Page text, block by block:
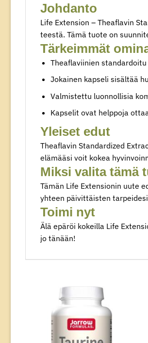
Johdanto
Life Extension – Theaflavin
teestä. Tämä tuote on
Tärkeimmät
Theaflaviinien
Jokainen kapseli sisältää
Valmistettu luonnollisia
Kapselit ovat helppoja
Yleiset edut
Theaflavin Standardized
elämääsi voit kokea
Miksi valita tämä
Tämän Life Extensionin uute
yhteen päivittäisten
Toimi nyt
Älä epäröi kokeilla Life
jo tänään!